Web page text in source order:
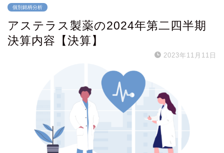
個別銘柄分析
アステラス製薬の2024年第二四半期
決算内容【決算】
2023年11月11日